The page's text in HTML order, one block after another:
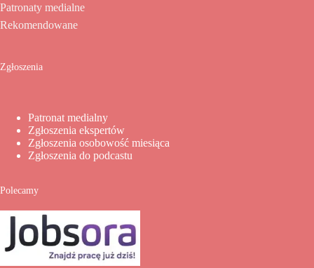
Patronaty medialne
Rekomendowane
Zgłoszenia
Patronat medialny
Zgłoszenia ekspertów
Zgłoszenia osobowość miesiąca
Zgłoszenia do podcastu
Polecamy